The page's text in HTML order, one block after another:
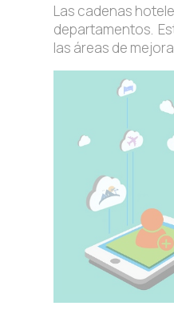
Las cadenas
departamentos.
las áreas de